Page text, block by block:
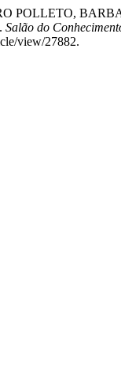
POLLETO,
Salão do
view/27882.